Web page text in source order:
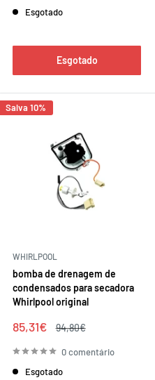
Esgotado
Esgotado
Salva 10%
WHIRLPOOL
bomba de drenagem de
condensados para secadora
Whirlpool original
Preço
venda
85,31€
Preço
94,80€
0 comentário
Esgotado